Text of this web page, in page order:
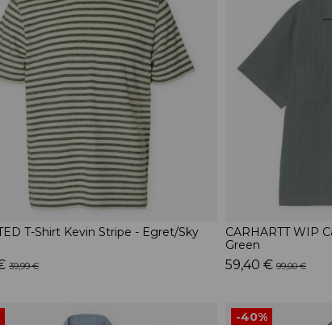
T-Shirt Kevin Stripe - Egret/Sky
39,99 €
CARHARTT WIP
Green
59,40 € 99,00 €
-40%